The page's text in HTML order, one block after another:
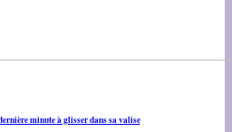
minute à glisser dans sa valise